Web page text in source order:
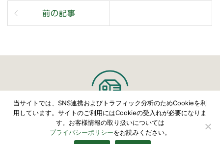
前の記事
©こじまファーム
当サイトでは、SNS連携およびトラフィック分析のためCookieを利
用しています。サイトのご利用にはCookieの受入れが必要になりま
す。お客様情報の取り扱いについては
プライバシーポリシーをお読みください。